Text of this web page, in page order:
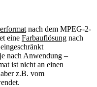
nach dem MPEG-2-
eine Farbauflösung nach
nach Anwendung –
ist nicht an einen
z.B. vom